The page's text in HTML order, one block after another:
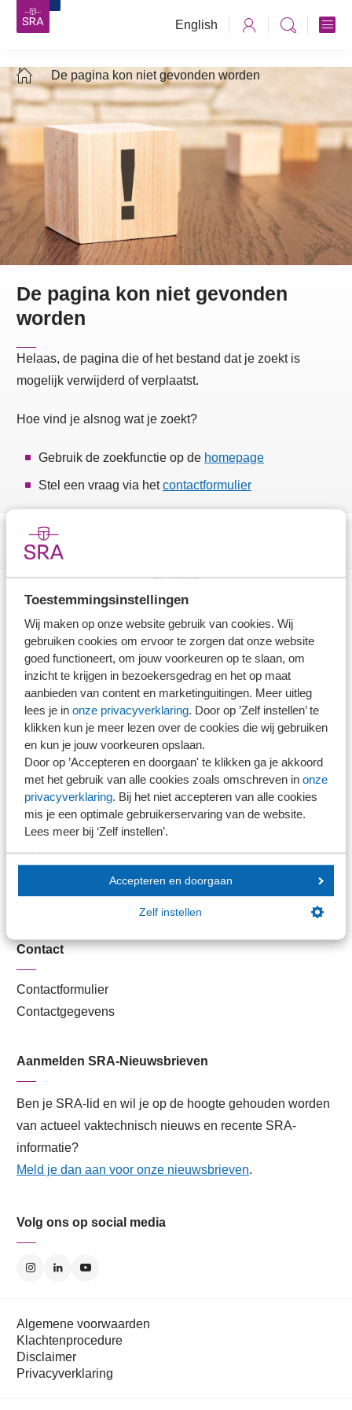
Toestemmingsinstellingen
Wij maken op onze website gebruik van cookies. Wij
gebruiken cookies om ervoor te zorgen dat onze website
goed functioneert, om jouw voorkeuren op te slaan, om
inzicht te krijgen in bezoekersgedrag en het op maat
aanbieden van content en marketinguitingen. Meer uitleg
lees je in onze privacyverklaring. Door op ’Zelf instellen’ te
klikken kun je meer lezen over de cookies die wij gebruiken
en kun je jouw voorkeuren opslaan.
Door op ’Accepteren en doorgaan' te klikken ga je akkoord
met het gebruik van alle cookies zoals omschreven in onze
privacyverklaring. Bij het niet accepteren van alle cookies
mis je een optimale gebruikerservaring van de website.
Lees meer bij ‘Zelf instellen’.
Accepteren en doorgaan
Zelf instellen
English
De pagina kon niet gevonden worden
De pagina kon niet gevonden
worden
Helaas, de pagina die of het bestand dat je zoekt is
mogelijk verwijderd of verplaatst.
Hoe vind je alsnog wat je zoekt?
Gebruik de zoekfunctie op de homepage
Stel een vraag via hetcontactformulier
Stel je vaktechnische vraag
Branche in Zicht
Dossiers
Kantoorvinder
Nieuwsbank
Handige links
Veilig bestanden delen
SRA-gecertificeerd
Lid worden
Contact
Contactformulier
Contactgegevens
Aanmelden SRA-Nieuwsbrieven
Ben je SRA-lid en wil je op de hoogte gehouden worden
van actueel vaktechnisch nieuws en recente SRA-
informatie?
Meld je dan aan voor onze nieuwsbrieven.
Volg ons op social media
Algemene voorwaarden
Klachtenprocedure
Disclaimer
Privacyverklaring